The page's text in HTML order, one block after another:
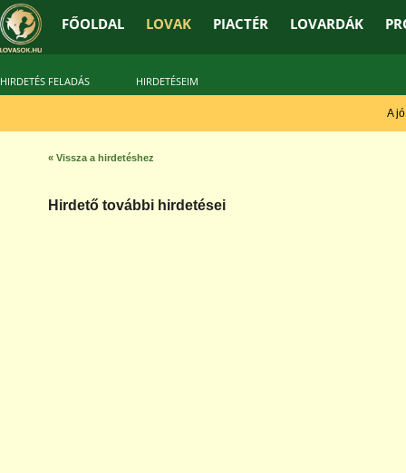
FŐOLDAL LOVAK PIACTÉR LOVARDÁK
HIRDETÉS FELADÁS HIRDETÉSEIM
A jó
« Vissza a hirdetéshez
Hirdető további hirdetései